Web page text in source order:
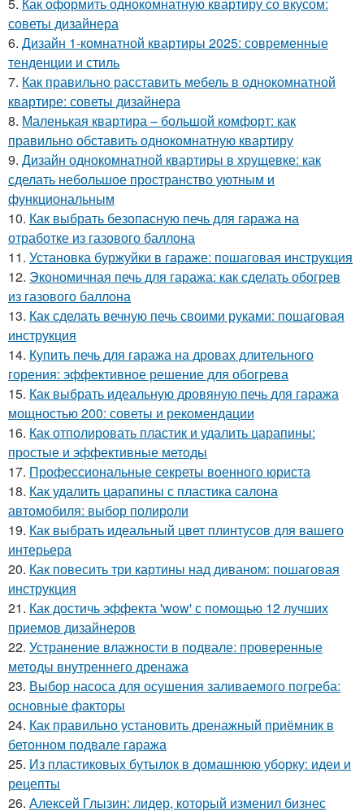
советы дизайнера
6. Дизайн 1-комнатной квартиры 2025: современные
тенденции и стиль
7. Как правильно расставить мебель в однокомнатной
квартире: советы дизайнера
8. Маленькая квартира – большой комфорт: как
правильно обставить однокомнатную квартиру
9. Дизайн однокомнатной квартиры в хрущевке: как
сделать небольшое пространство уютным и
функциональным
10. Как выбрать безопасную печь для гаража на
отработке из газового баллона
11. Установка буржуйки в гараже: пошаговая инструкция
12. Экономичная печь для гаража: как сделать обогрев
из газового баллона
13. Как сделать вечную печь своими руками: пошаговая
инструкция
14. Купить печь для гаража на дровах длительного
горения: эффективное решение для обогрева
15. Как выбрать идеальную дровяную печь для гаража
мощностью 200: советы и рекомендации
16. Как отполировать пластик и удалить царапины:
простые и эффективные методы
17. Профессиональные секреты военного юриста
18. Как удалить царапины с пластика салона
автомобиля: выбор полироли
19. Как выбрать идеальный цвет плинтусов для вашего
интерьера
20. Как повесить три картины над диваном: пошаговая
инструкция
21. Как достичь эффекта 'wow' с помощью 12 лучших
приемов дизайнеров
22. Устранение влажности в подвале: проверенные
методы внутреннего дренажа
23. Выбор насоса для осушения заливаемого погреба:
основные факторы
24. Как правильно установить дренажный приёмник в
бетонном подвале гаража
25. Из пластиковых бутылок в домашнюю уборку: идеи и
рецепты
26. Алексей Глызин: лидер, который изменил бизнес